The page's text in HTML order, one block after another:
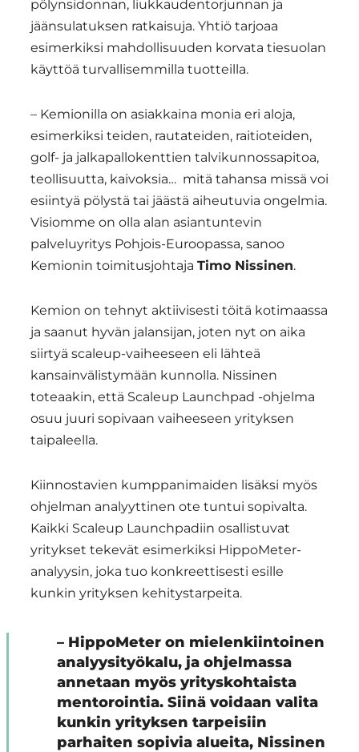
pölynsidonnan, liukkaudentorjunnan ja
jäänsulatuksen ratkaisuja. Yhtiö tarjoaa
esimerkiksi mahdollisuuden korvata tiesuolan
käyttöä turvallisemmilla tuotteilla.
– Kemionilla on asiakkaina monia eri aloja,
esimerkiksi teiden, rautateiden, raitioteiden,
golf- ja jalkapallokenttien talvikunnossapitoa,
teollisuutta, kaivoksia… mitä tahansa missä voi
esiintyä pölystä tai jäästä aiheutuvia ongelmia.
Visiomme on olla alan asiantuntevin
palveluyritys Pohjois-Euroopassa, sanoo
Kemionin toimitusjohtaja Timo Nissinen.
Kemion on tehnyt aktiivisesti töitä kotimaassa
ja saanut hyvän jalansijan, joten nyt on aika
siirtyä scaleup-vaiheeseen eli lähteä
kansainvälistymään kunnolla. Nissinen
toteaakin, että Scaleup Launchpad -ohjelma
osuu juuri sopivaan vaiheeseen yrityksen
taipaleella.
Kiinnostavien kumppanimaiden lisäksi myös
ohjelman analyyttinen ote tuntui sopivalta.
Kaikki Scaleup Launchpadiin osallistuvat
yritykset tekevät esimerkiksi HippoMeter-
analyysin, joka tuo konkreettisesti esille
kunkin yrityksen kehitystarpeita.
– HippoMeter on mielenkiintoinen
analyysityökalu, ja ohjelmassa
annetaan myös yrityskohtaista
mentorointia. Siinä voidaan valita
kunkin yrityksen tarpeisiin
parhaiten sopivia alueita, Nissinen